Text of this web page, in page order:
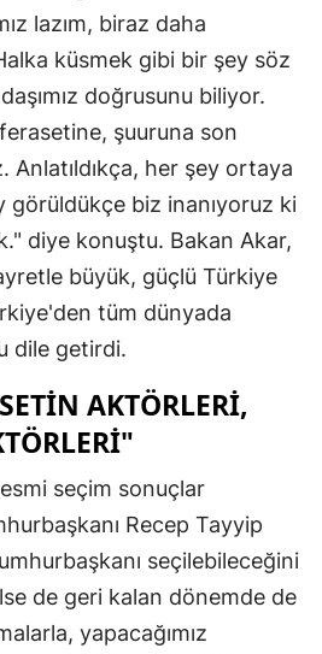
Kayseri
Kırklareli
Kırşehir
Konya
Kütahya
Manisa
Mardin
Muğla
lazım, biraz daha
küsmek gibi bir şey söz
doğrusunu biliyor.
ferasetine, şuuruna son
Anlatıldıkça, her şey ortaya
görüldükçe biz inanıyoruz ki
diye konuştu. Bakan Akar,
büyük, güçlü Türkiye
tüm dünyada
dile getirdi.
AKTÖRLERI,
seçim sonuçlar
Recep Tayyip
seçilebileceğini
de geri kalan dönemde de
yapacağımız